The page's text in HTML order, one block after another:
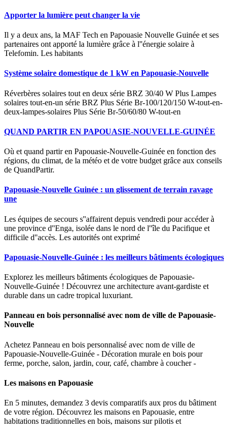
Apporter la lumière peut changer la vie
Il y a deux ans, la MAF Tech en Papouasie Nouvelle Guinée et ses
partenaires ont apporté la lumière grâce à l''énergie solaire à
Telefomin. Les habitants
Système solaire domestique de 1 kW en Papouasie-Nouvelle
Réverbères solaires tout en deux série BRZ 30/40 W Plus Lampes
solaires tout-en-un série BRZ Plus Série Br-100/120/150 W-tout-en-
deux-lampes-solaires Plus Série Br-50/60/80 W-tout-en
QUAND PARTIR EN PAPOUASIE-NOUVELLE-GUINÉE
Où et quand partir en Papouasie-Nouvelle-Guinée en fonction des
régions, du climat, de la météo et de votre budget grâce aux conseils
de QuandPartir.
Papouasie-Nouvelle Guinée : un glissement de terrain ravage
une
Les équipes de secours s''affairent depuis vendredi pour accéder à
une province d''Enga, isolée dans le nord de l''île du Pacifique et
difficile d''accès. Les autorités ont exprimé
Papouasie-Nouvelle-Guinée : les meilleurs bâtiments écologiques
Explorez les meilleurs bâtiments écologiques de Papouasie-
Nouvelle-Guinée ! Découvrez une architecture avant-gardiste et
durable dans un cadre tropical luxuriant.
Panneau en bois personnalisé avec nom de ville de Papouasie-
Nouvelle
Achetez Panneau en bois personnalisé avec nom de ville de
Papouasie-Nouvelle-Guinée - Décoration murale en bois pour
ferme, porche, salon, jardin, cour, café, chambre à coucher -
Les maisons en Papouasie
En 5 minutes, demandez 3 devis comparatifs aux pros du bâtiment
de votre région. Découvrez les maisons en Papouasie, entre
habitations traditionnelles en bois, maisons sur pilotis et